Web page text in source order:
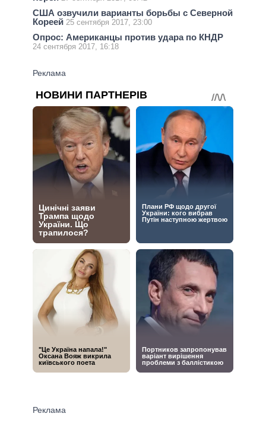
США озвучили варианты борьбы с Северной
Кореей 25 сентября 2017, 23:00
Опрос: Американцы против удара по КНДР
24 сентября 2017, 16:18